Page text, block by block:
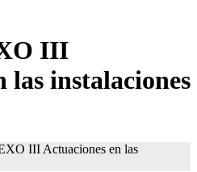
III
las instalaciones
III Actuaciones en las